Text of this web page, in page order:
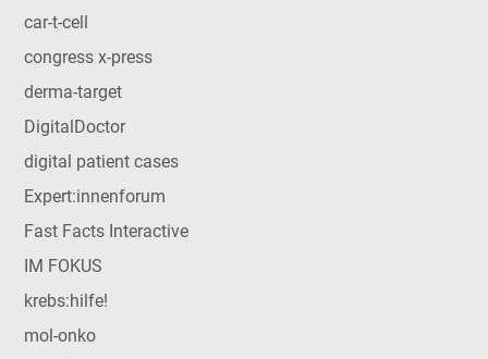
car-t-cell
congress x-press
derma-target
DigitalDoctor
digital patient cases
Expert:innenforum
Fast Facts Interactive
IM FOKUS
krebs:hilfe!
mol-onko